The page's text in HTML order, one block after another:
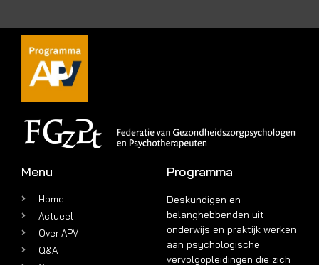
Menu
Home
Actueel
Over APV
Q&A
Programma
Deskundigen en
belanghebbenden uit
onderwijs en praktijk werken
aan psychologische
vervolgopleidingen die zich